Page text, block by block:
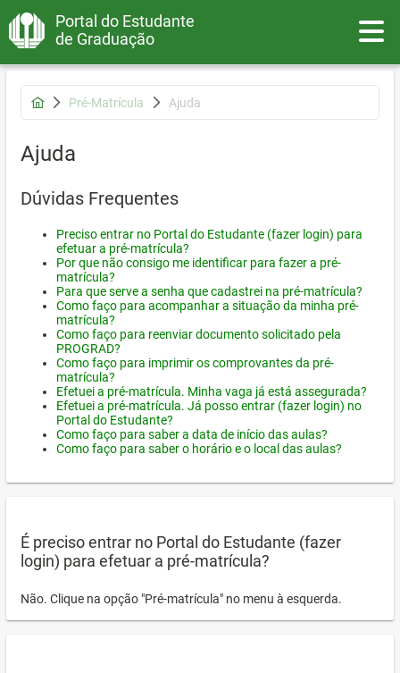
Portal do Estudante
de Graduação
Pré-Matrícula Ajuda
Ajuda
Dúvidas Frequentes
Preciso entrar no Portal do Estudante (fazer login) para
efetuar a pré-matrícula?
Por que não consigo me identificar para fazer a pré-
matrícula?
Para que serve a senha que cadastrei na pré-matrícula?
Como faço para acompanhar a situação da minha pré-
matrícula?
Como faço para reenviar documento solicitado pela
PROGRAD?
Como faço para imprimir os comprovantes da pré-
matrícula?
Efetuei a pré-matrícula. Minha vaga já está assegurada?
Efetuei a pré-matrícula. Já posso entrar (fazer login) no
Portal do Estudante?
Como faço para saber a data de início das aulas?
Como faço para saber o horário e o local das aulas?
É preciso entrar no Portal do Estudante (fazer
login) para efetuar a pré-matrícula?
Não. Clique na opção "Pré-matrícula" no menu à esquerda.